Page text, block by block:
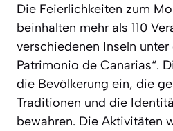
Die Feierlichkeiten zum
beinhalten mehr als 110
verschiedenen Inseln
Patrimonio de Canarias“.
die Bevölkerung ein, die
Traditionen und die
bewahren. Die Aktivitäten